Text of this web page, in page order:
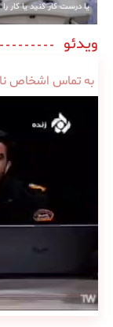
یا درست کار کنید یا کار
ویدئو
به تماس اشخاص